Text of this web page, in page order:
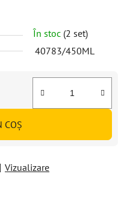
În stoc (2 set)
40783/450ML
COŞ
Vizualizare